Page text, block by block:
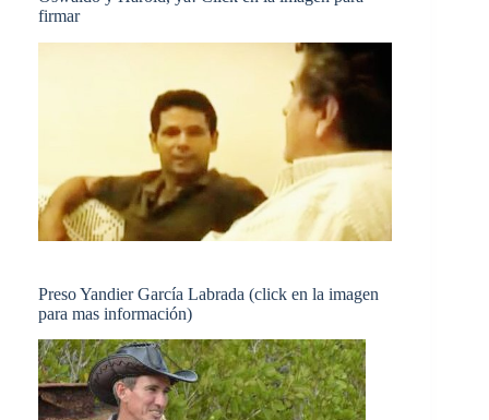
firmar
Preso Yandier García Labrada (click en la imagen
para mas información)